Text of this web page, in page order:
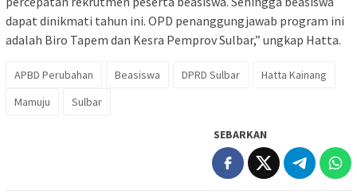
dapat dinikmati tahun ini. OPD penanggungjawab program ini
adalah Biro Tapem dan Kesra Pemprov Sulbar,” ungkap Hatta.
APBD Perubahan Beasiswa DPRD Sulbar
Hatta Kainang
Mamuju
Sulbar
SEBARKAN